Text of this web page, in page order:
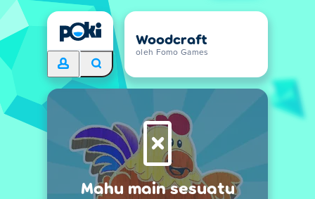
Woodcraft
oleh Fomo Games
Mahu main sesuatu